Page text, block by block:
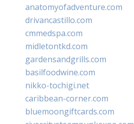
anatomyofadventure.com
drivancastillo.com
cmmedspa.com
midletontkd.com
gardensandgrills.com
basilfoodwine.com
nikko-tochigi.net
caribbean-corner.com
bluemoongiftcards.com